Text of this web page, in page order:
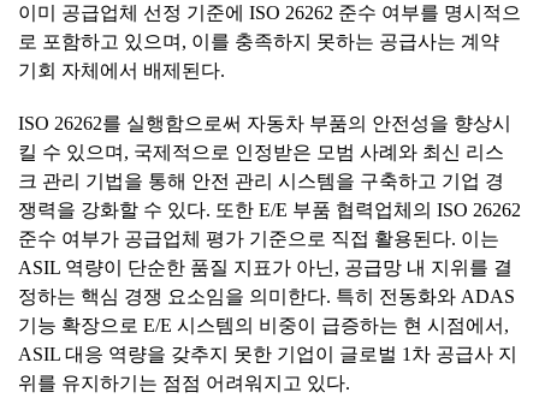
이미 공급업체 선정 기준에 ISO 26262 준수 여부를 명시적으
로 포함하고 있으며, 이를 충족하지 못하는 공급사는 계약
기회 자체에서 배제된다.
ISO 26262를 실행함으로써 자동차 부품의 안전성을 향상시
킬 수 있으며, 국제적으로 인정받은 모범 사례와 최신 리스
크 관리 기법을 통해 안전 관리 시스템을 구축하고 기업 경
쟁력을 강화할 수 있다. 또한 E/E 부품 협력업체의 ISO 26262
준수 여부가 공급업체 평가 기준으로 직접 활용된다. 이는
ASIL 역량이 단순한 품질 지표가 아닌, 공급망 내 지위를 결
정하는 핵심 경쟁 요소임을 의미한다. 특히 전동화와 ADAS
기능 확장으로 E/E 시스템의 비중이 급증하는 현 시점에서,
ASIL 대응 역량을 갖추지 못한 기업이 글로벌 1차 공급사 지
위를 유지하기는 점점 어려워지고 있다.